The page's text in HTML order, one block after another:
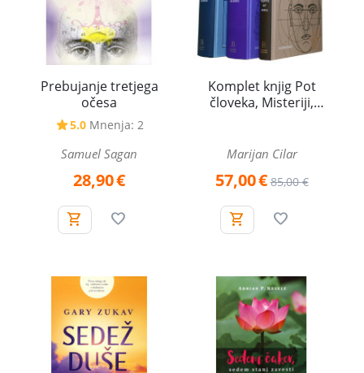
Prebujanje tretjega
očesa
5.0 Mnenja: 2
Samuel Sagan
28,90€
Komplet knjig Pot
človeka, Misteriji,
Marijan Cilar
57,00€ 85,00 €